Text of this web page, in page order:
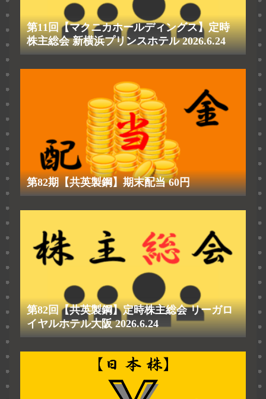
第11回【マクニカホールディングス】定時
株主総会 新横浜プリンスホテル 2026.6.24
第82期【共英製鋼】期末配当 60円
第82回【共英製鋼】定時株主総会 リーガロ
イヤルホテル大阪 2026.6.24